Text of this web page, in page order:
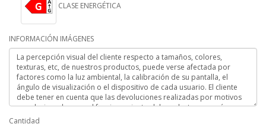
CLASE ENERGÉTICA
INFORMACIÓN IMÁGENES
Cantidad